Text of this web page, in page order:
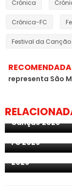
Crónica
Crónica-FC
Festival da Canção
representa São
final do Festival
Canção 2026
Portugal: 412 mil
espectadores
acompanharam
FC 2026
Portugal:
todos os
2026